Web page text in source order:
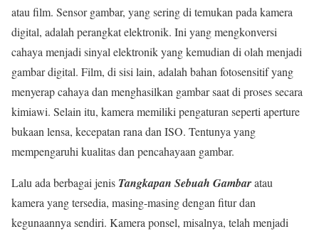
atau film. Sensor gambar, yang sering di temukan pada kamera
digital, adalah perangkat elektronik. Ini yang mengkonversi
cahaya menjadi sinyal elektronik yang kemudian di olah menjadi
gambar digital. Film, di sisi lain, adalah bahan fotosensitif yang
menyerap cahaya dan menghasilkan gambar saat di proses secara
kimiawi. Selain itu, kamera memiliki pengaturan seperti aperture
bukaan lensa, kecepatan rana dan ISO. Tentunya yang
mempengaruhi kualitas dan pencahayaan gambar.
Lalu ada berbagai jenis Tangkapan Sebuah Gambaratau
kamera yang tersedia, masing-masing dengan fitur dan
kegunaannya sendiri. Kamera ponsel, misalnya, telah menjadi